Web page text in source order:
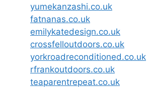
yumekanzashi.co.uk
fatnanas.co.uk
emilykatedesign.co.uk
crossfelloutdoors.co.uk
yorkroadreconditioned.co.uk
rfrankoutdoors.co.uk
teaparentrepeat.co.uk